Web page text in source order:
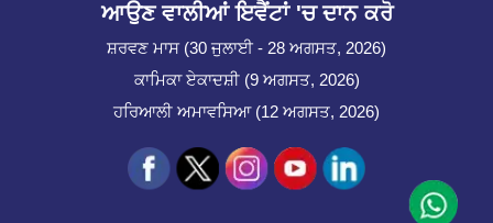
ਆਉਣ ਵਾਲੀਆਂ ਇਵੈਂਟਾਂ 'ਚ ਦਾਨ ਕਰੋ
ਸ਼ਰਵਣ ਮਾਸ (30 ਜੁਲਾਈ - 28 ਅਗਸਤ, 2026)
ਕਾਮਿਕਾ ਏਕਾਦਸ਼ੀ (9 ਅਗਸਤ, 2026)
ਹਰਿਆਲੀ ਅਮਾਵਸਿਆ (12 ਅਗਸਤ, 2026)